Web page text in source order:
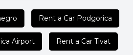
Rent a Car Podgorica
Airport Rent a Car Tivat